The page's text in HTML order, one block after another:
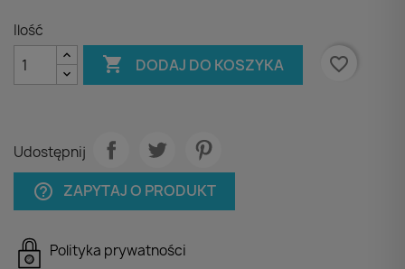
Ilość
 DODAJ DO KOSZYKA favorite_border
Udostępnij
help_outline ZAPYTAJ O PRODUKT
Polityka prywatności